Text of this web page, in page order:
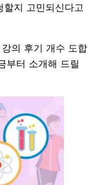
지 고민되신다고
의 후기 개수 도합
부터 소개해 드릴